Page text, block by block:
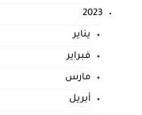
2023
يناير
فبراير
مارس
أبريل